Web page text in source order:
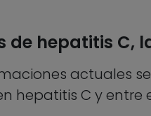
de hepatitis C,
actuales
hepatitis C y entre